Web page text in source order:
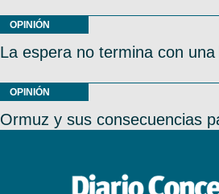
OPINIÓN
La espera no termina con una
OPINIÓN
Ormuz y sus consecuencias